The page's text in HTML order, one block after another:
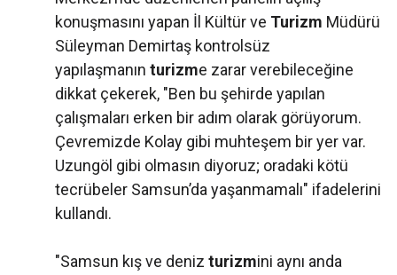
konuşmasını yapan İl Kültür ve Turizm Müdürü
Süleyman Demirtaş kontrolsüz
yapılaşmanın turizme zarar verebileceğine
dikkat çekerek, "Ben bu şehirde yapılan
çalışmaları erken bir adım olarak görüyorum.
Çevremizde Kolay gibi muhteşem bir yer var.
Uzungöl gibi olmasın diyoruz; oradaki kötü
tecrübeler Samsun’da yaşanmamalı" ifadelerini
kullandı.
"Samsun kış ve deniz turizmini aynı anda